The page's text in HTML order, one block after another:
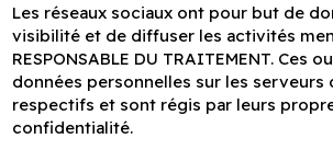
Les réseaux sociaux ont pour but de
visibilité et de diffuser les activités
RESPONSABLE DU TRAITEMENT. Ces
données personnelles sur les serveurs
respectifs et sont régis par leurs
confidentialité.